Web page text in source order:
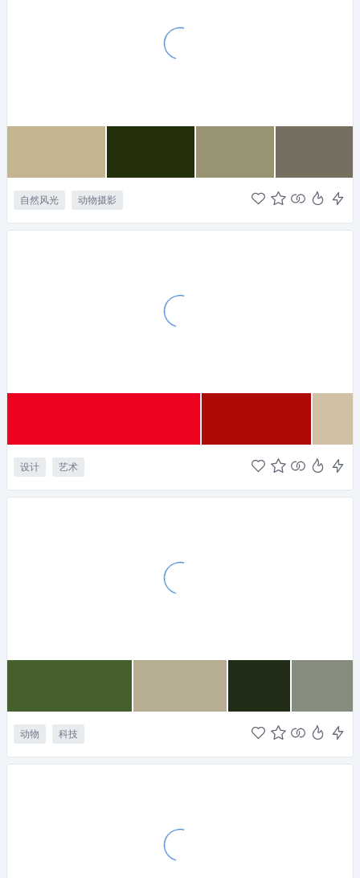
自然风光 动物摄影
设计 艺术
动物 科技